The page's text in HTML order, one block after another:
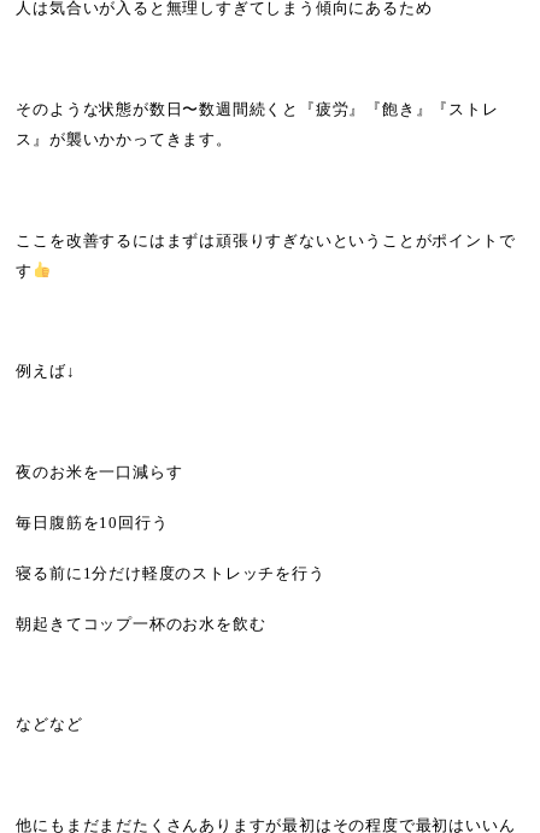
人は気合いが入ると無理しすぎてしまう傾向にあるため
そのような状態が数日〜数週間続くと『疲労』『飽き』『ストレ
ス』が襲いかかってきます。
ここを改善するにはまずは頑張りすぎないということがポイントで
す
例えば↓
夜のお米を一口減らす
毎日腹筋を10 回行う
寝る前に 1分だけ軽度のストレッチを行う
朝起きてコップ一杯のお水を飲む
などなど
他にもまだまだたくさんありますが最初はその程度で最初はいいん